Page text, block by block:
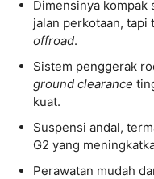
Dimensinya kompak
jalan perkotaan, tapi
offroad.
Sistem penggerak
ground clearance
kuat.
Suspensi andal,
G2 yang
Perawatan mudah